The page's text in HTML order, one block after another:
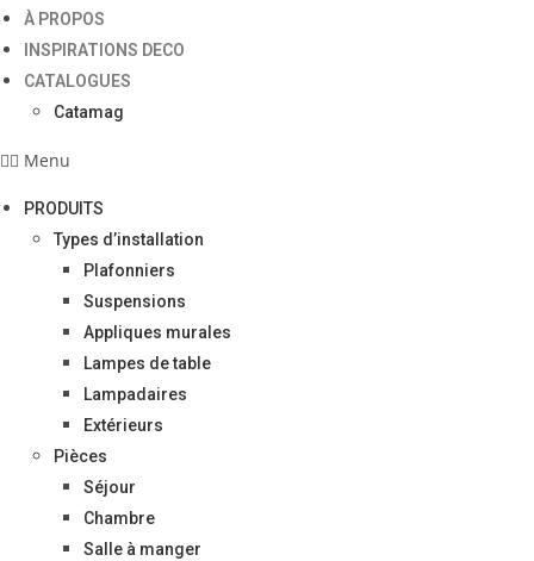
À PROPOS
INSPIRATIONS DECO
CATALOGUES
Catamag
Menu
PRODUITS
Types d’installation
Plafonniers
Suspensions
Appliques murales
Lampes de table
Lampadaires
Extérieurs
Pièces
Séjour
Chambre
Salle à manger